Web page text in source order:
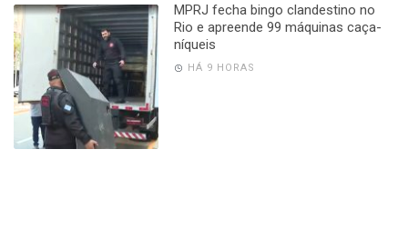
MPRJ fecha bingo clandestino no
Rio e apreende 99 máquinas caça-
níqueis
HÁ 9 HORAS